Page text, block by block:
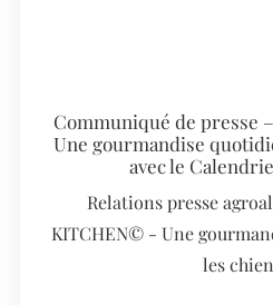
Communiqué de presse
Une gourmandise
avec le
Relations presse
KITCHEN© - Une
les